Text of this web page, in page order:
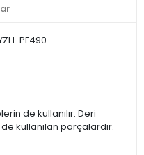
PF490
de kullanılır. Deri
kullanılan parçalardır.